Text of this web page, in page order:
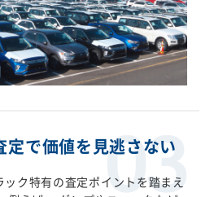
定で価値を見逃さない
ク特有の査定ポイントを踏まえ